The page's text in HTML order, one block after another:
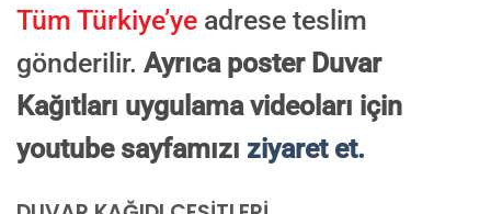
Tüm Türkiye’ye adrese teslim
gönderilir. Ayrıca poster Duvar
Kağıtları uygulama videoları için
youtube sayfamızı ziyaret et.